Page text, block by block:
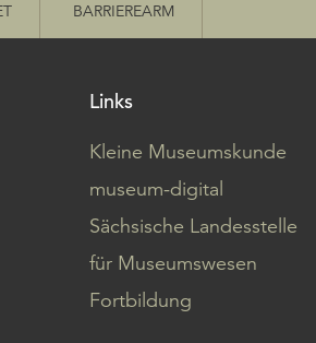
BARRIEREARM
Links
Kleine Museumskunde
museum-digital
Sächsische Landesstelle
für Museumswesen
Fortbildung